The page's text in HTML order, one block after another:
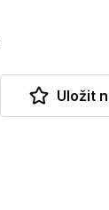
Uložit